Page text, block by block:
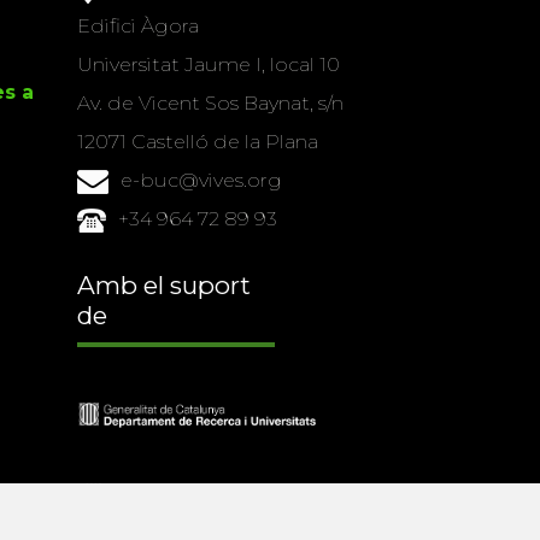
a
Edifici Àgora
Universitat Jaume I, local 10
Av. de Vicent Sos Baynat, s/n
12071 Castelló de la Plana
e-buc@vives.org
+34 964 72 89 93
Amb el suport
de